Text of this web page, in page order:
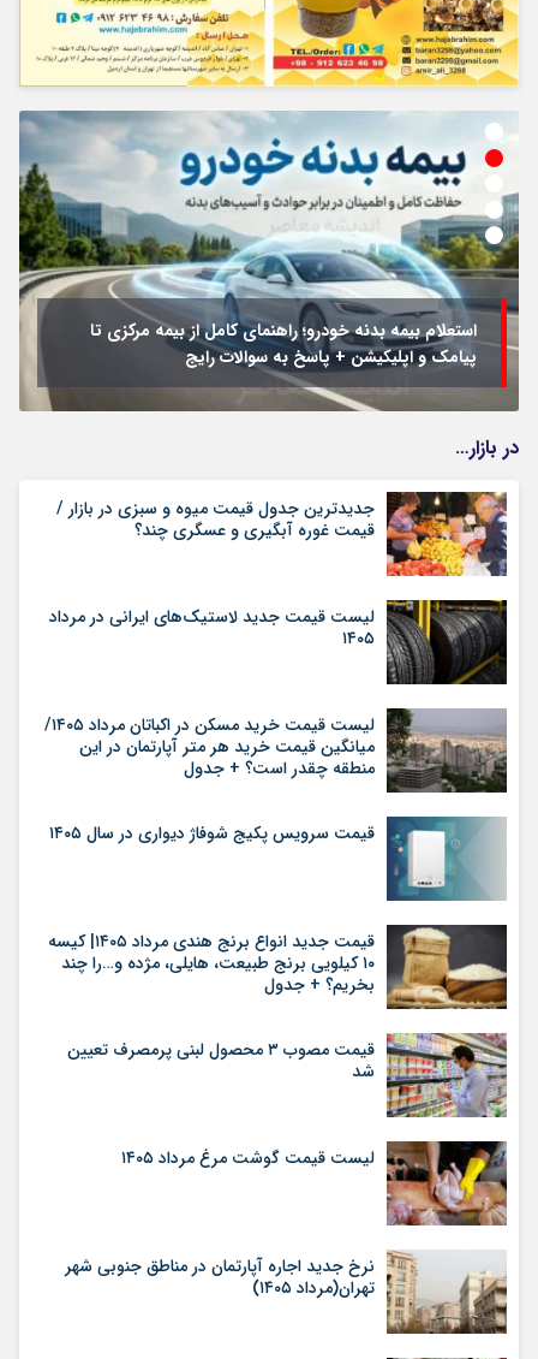
استعلام بیمه بدنه خودرو؛ راهنمای کامل از بیمه مرکزی تا
پیامک و اپلیکیشن + پاسخ به سوالات رایج
در بازار…
جدیدترین جدول قیمت میوه و سبزی در بازار /
قیمت غوره آبگیری و عسگری چند؟
لیست قیمت جدید لاستیک‌های ایرانی در مرداد
۱۴۰۵
لیست قیمت خرید مسکن در اکباتان مرداد ۱۴۰۵/
میانگین قیمت خرید هر متر آپارتمان در این
منطقه چقدر است؟ + جدول
قیمت سرویس پکیج شوفاژ دیواری در سال ۱۴۰۵
قیمت جدید انواع برنج هندی مرداد ۱۴۰۵| کیسه
۱۰ کیلویی برنج طبیعت، هایلی، مژده و…را چند
بخریم؟ + جدول
قیمت مصوب ۳ محصول لبنی پرمصرف تعیین
شد
لیست قیمت گوشت مرغ مرداد ۱۴۰۵
نرخ جدید اجاره آپارتمان در مناطق جنوبی شهر
تهران(مرداد ۱۴۰۵)